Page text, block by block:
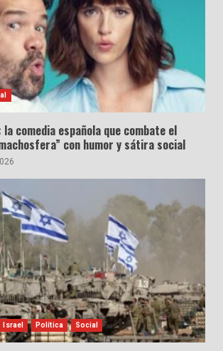
la comedia española que combate el
con humor y sátira social
Israel Política Social